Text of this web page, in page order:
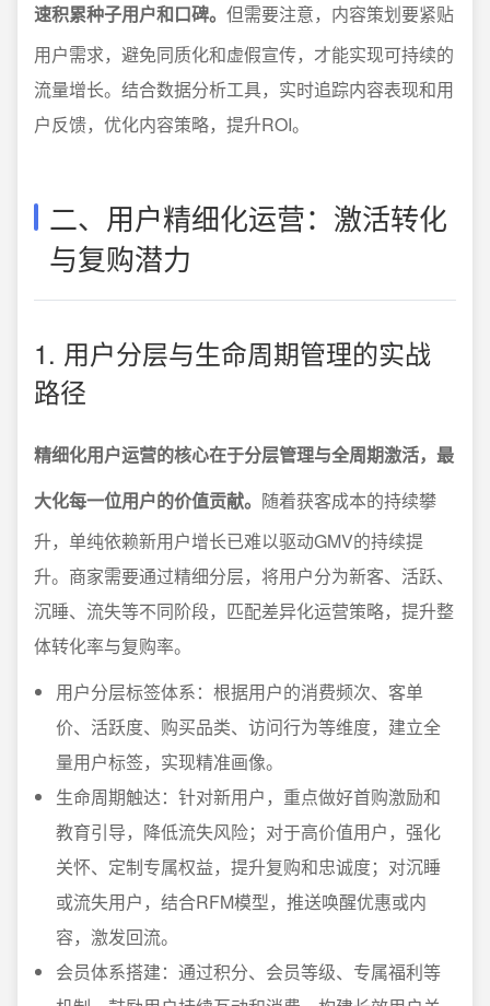
速积累种子用户和口碑。 但需要注意，内容策划要紧贴
用户需求，避免同质化和虚假宣传，才能实现可持续的
流量增长。结合数据分析工具，实时追踪内容表现和用
户反馈，优化内容策略，提升ROI。
二、用户精细化运营：激活转化
与复购潜力
1. 用户分层与生命周期管理的实战
路径
精细化用户运营的核心在于分层管理与全周期激活，最
大化每一位用户的价值贡献。 随着获客成本的持续攀
升，单纯依赖新用户增长已难以驱动GMV的持续提
升。商家需要通过精细分层，将用户分为新客、活跃、
沉睡、流失等不同阶段，匹配差异化运营策略，提升整
体转化率与复购率。
用户分层标签体系：根据用户的消费频次、客单
价、活跃度、购买品类、访问行为等维度，建立全
量用户标签，实现精准画像。
生命周期触达：针对新用户，重点做好首购激励和
教育引导，降低流失风险；对于高价值用户，强化
关怀、定制专属权益，提升复购和忠诚度；对沉睡
或流失用户，结合RFM模型，推送唤醒优惠或内
容，激发回流。
会员体系搭建：通过积分、会员等级、专属福利等